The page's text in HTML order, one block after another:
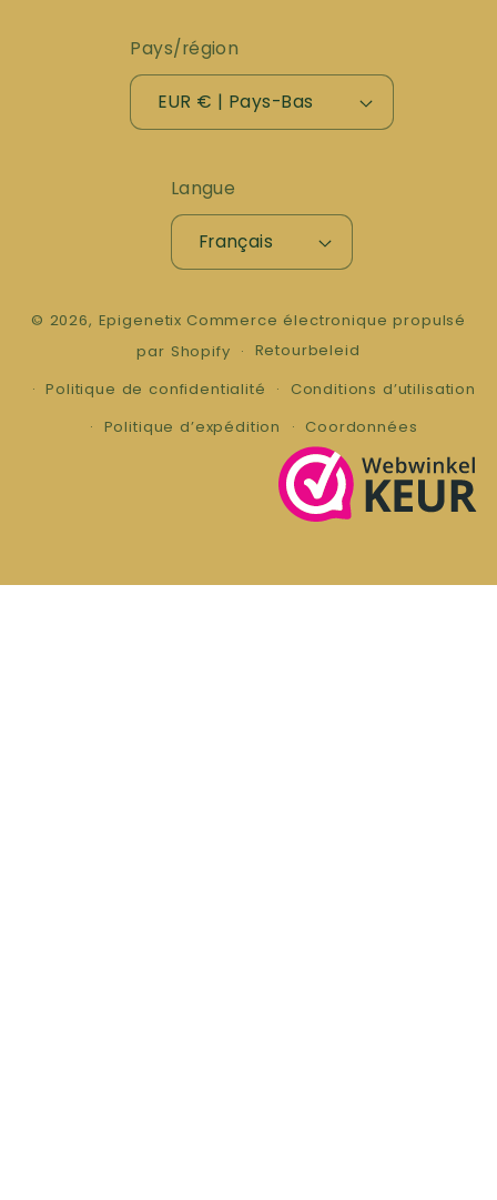
Pays/région
EUR € | Pays-Bas
Langue
Français
© 2026, Epigenetix Commerce électronique propulsé
par Shopify
Retourbeleid
Politique de confidentialité
Conditions d’utilisation
Politique d’expédition
Coordonnées